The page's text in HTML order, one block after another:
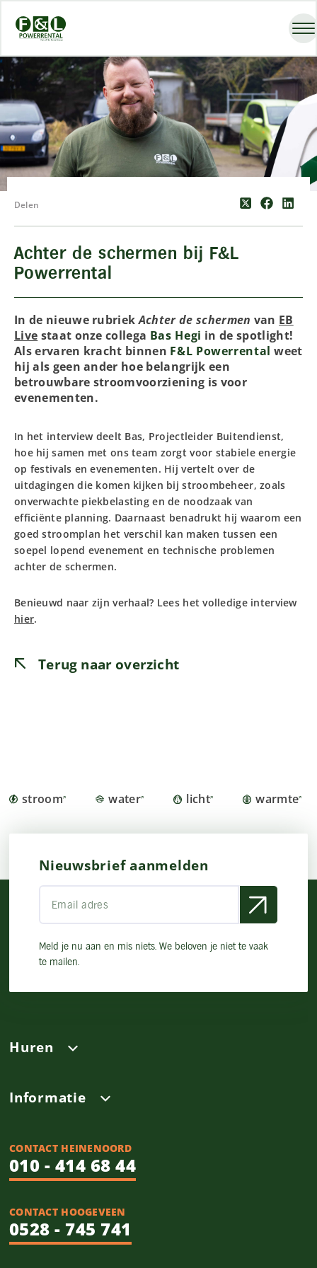
Delen
Achter de schermen bij F&L
Powerrental
In de nieuwe rubriekAchter de schermen van EB
Live staat onze collega Bas Hegi in de spotlight!
Als ervaren kracht binnen F&L Powerrental weet
hij als geen ander hoe belangrijk een
betrouwbare stroomvoorziening is voor
evenementen.
In het interview deelt Bas, Projectleider Buitendienst,
hoe hij samen met ons team zorgt voor stabiele energie
op festivals en evenementen. Hij vertelt over de
uitdagingen die komen kijken bij stroombeheer, zoals
onverwachte piekbelasting en de noodzaak van
efficiënte planning. Daarnaast benadrukt hij waarom een
goed stroomplan het verschil kan maken tussen een
soepel lopend evenement en technische problemen
achter de schermen.
Benieuwd naar zijn verhaal? Lees het volledige interview
hier.
Terug naar overzicht
stroom water licht warmte
Huren
Informatie
CONTACT HEINENOORD
010 - 414 68 44
CONTACT HOOGEVEEN
0528 - 745 741
Nieuwsbrief aanmelden
Meld je nu aan en mis niets. We beloven je niet te vaak
te mailen.